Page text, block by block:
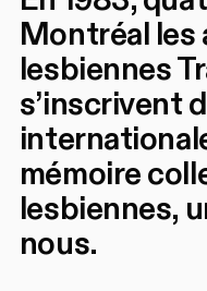
Montréal les
lesbiennes
s’inscrivent
mémoire
lesbiennes,
nous.